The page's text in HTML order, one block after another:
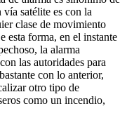
satélite es con la
clase de movimiento
esta forma, en el instante
la alarma
las autoridades para
con lo anterior,
otro tipo de
como un incendio,